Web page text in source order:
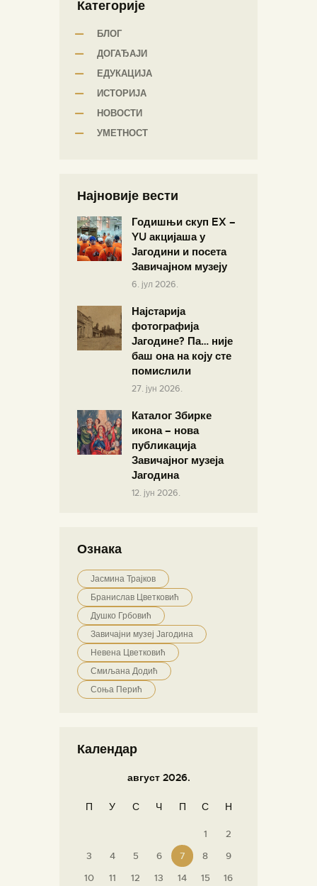
Категорије
БЛОГ
ДОГАЂАЈИ
ЕДУКАЦИЈА
ИСТОРИЈА
НОВОСТИ
УМЕТНОСТ
Најновије вести
Годишњи скуп EX –
YU акцијаша у
Јагодини и посета
Завичајном музеју
6. јул 2026.
Најстарија
фотографија
Јагодине? Па… није
баш она на коју сте
помислили
27. јун 2026.
Каталог Збирке
икона – нова
публикација
Завичајног музеја
Јагодина
12. јун 2026.
Ознака
Јасмина Трајков
Бранислав Цветковић
Душко Грбовић
Завичајни музеј Јагодина
Невена Цветковић
Смиљана Додић
Соња Перић
Календар
август 2026.
П У С Ч П С Н
1
2
3
4 5 6 7 8
9
10
11 12 13 14 15
16